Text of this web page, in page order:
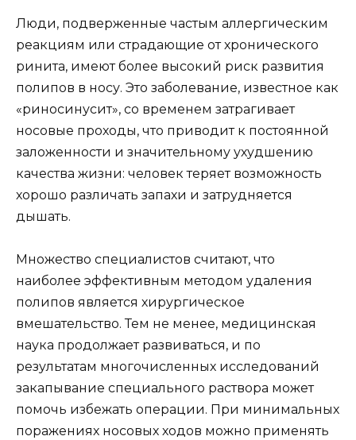
Люди, подверженные частым аллергическим
реакциям или страдающие от хронического
ринита, имеют более высокий риск развития
полипов в носу. Это заболевание, известное как
«риносинусит», со временем затрагивает
носовые проходы, что приводит к постоянной
заложенности и значительному ухудшению
качества жизни: человек теряет возможность
хорошо различать запахи и затрудняется
дышать.
Множество специалистов считают, что
наиболее эффективным методом удаления
полипов является хирургическое
вмешательство. Тем не менее, медицинская
наука продолжает развиваться, и по
результатам многочисленных исследований
закапывание специального раствора может
помочь избежать операции. При минимальных
поражениях носовых ходов можно применять